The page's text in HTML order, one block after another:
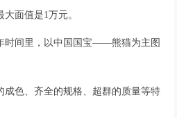
面值是1万元。
时间里，以中国国宝——熊猫为主图
色、齐全的规格、超群的质量等特